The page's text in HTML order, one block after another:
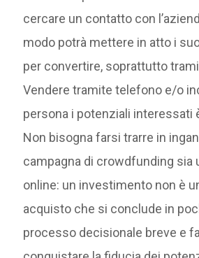
cercare un contatto con
modo potrà mettere in atto i
per convertire, soprattutto
Vendere tramite telefono e/o
persona i potenziali interessati
Non bisogna farsi trarre in
campagna di crowdfunding sia
online: un investimento non è
acquisto che si conclude in
processo decisionale breve e